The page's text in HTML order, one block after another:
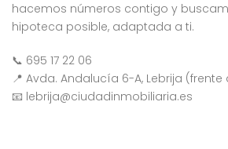
hacemos números contigo y
hipoteca posible, adaptada a ti.
📞 695 17 22 06
📍 Avda. Andalucía 6-A, Lebrija
📧 lebrija@ciudadinmobiliaria.es